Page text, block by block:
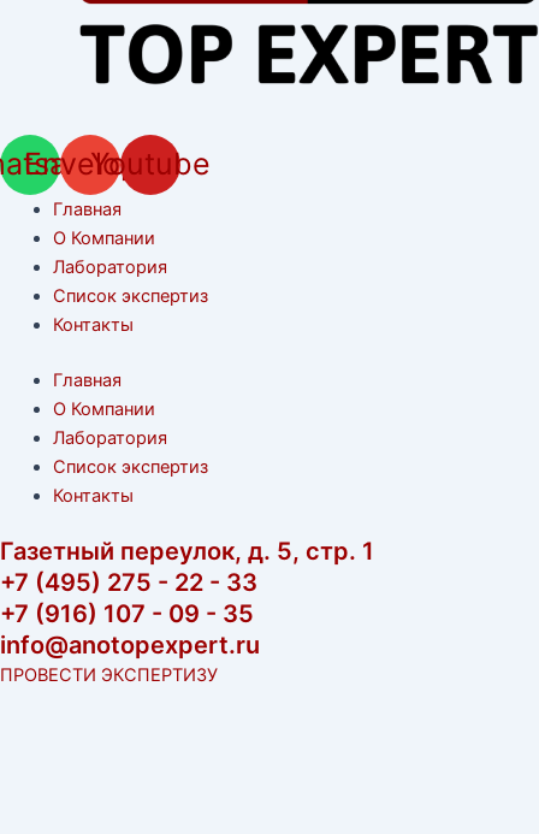
Envelope
Youtube
Главная
О Компании
Лаборатория
Список экспертиз
Контакты
Главная
О Компании
Лаборатория
Список экспертиз
Контакты
Газетный переулок, д. 5, стр. 1
+7 (495) 275 - 22 - 33
+7 (916) 107 - 09 - 35
info@anotopexpert.ru
ПРОВЕСТИ ЭКСПЕРТИЗУ